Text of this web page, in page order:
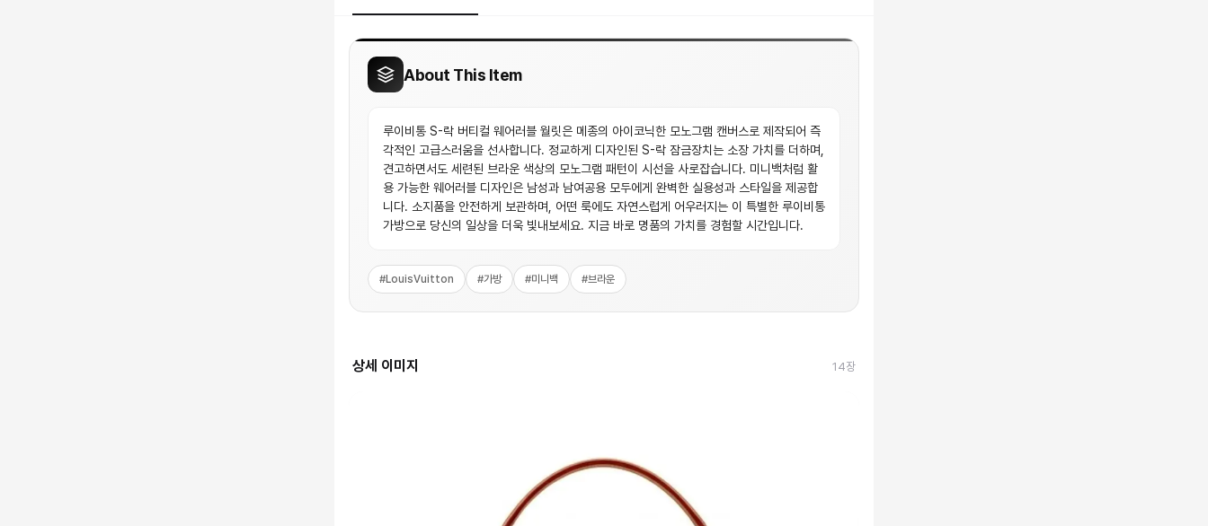
About This Item
루이비통 S-락 버티컬 웨어러블 월릿은 메종의 아이코닉한 모노그램 캔버스로 제작되어 즉
각적인 고급스러움을 선사합니다. 정교하게 디자인된 S-락 잠금장치는 소장 가치를 더하며,
견고하면서도 세련된 브라운 색상의 모노그램 패턴이 시선을 사로잡습니다. 미니백처럼 활
용 가능한 웨어러블 디자인은 남성과 남여공용 모두에게 완벽한 실용성과 스타일을 제공합
니다. 소지품을 안전하게 보관하며, 어떤 룩에도 자연스럽게 어우러지는 이 특별한 루이비통
가방으로 당신의 일상을 더욱 빛내보세요. 지금 바로 명품의 가치를 경험할 시간입니다.
#LouisVuitton #가방 #미니백 #브라운
상세 이미지 14장